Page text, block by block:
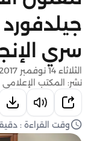
سري
الثلاثاء 14 نوفمبر 2017
نشر: المكتب
وقت القراءة :